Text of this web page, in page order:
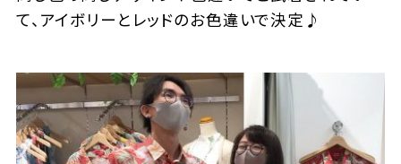
て、アイボリーとレッドのお色違いで決定♪